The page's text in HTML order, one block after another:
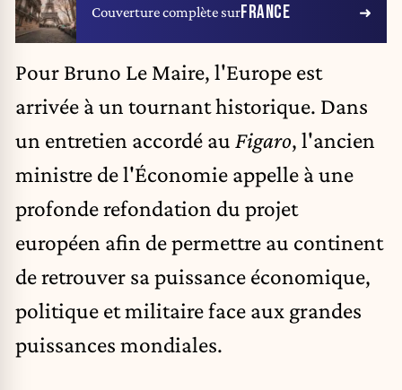
Couverture complète surFRANCE
Pour Bruno Le Maire, l'Europe est
arrivée à un tournant historique. Dans
un entretien accordé au Figaro, l'ancien
ministre de l'Économie appelle à une
profonde refondation du projet
européen afin de permettre au continent
de retrouver sa puissance économique,
politique et militaire face aux grandes
puissances mondiales.